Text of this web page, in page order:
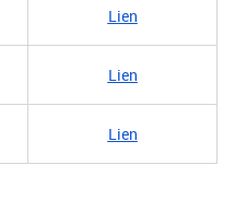
Lien
Lien
Lien